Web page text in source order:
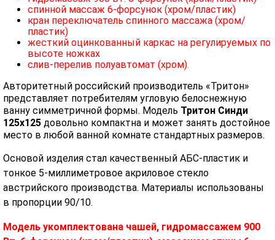
спинной массаж 6-форсунок (хром/пластик)
кран переключатель спинного массажа (хром/
пластик)
жесткий оцинкованный каркас на регулируемых по
высоте ножках
слив-перелив полуавтомат (хром).
Авторитетный российский производитель «Тритон»
представляет потребителям угловую белоснежную
ванну симметричной формы. Модель Тритон Синди
125х125 довольно компактна и может занять достойное
место в любой ванной комнате стандартных размеров.
Основой изделия стал качественный АБС-пластик и
тонкое 5-миллиметровое акриловое стекло
австрийского производства. Материалы использованы
в пропорции 90/10.
Модель укомплектована чашей, гидромассажем 900